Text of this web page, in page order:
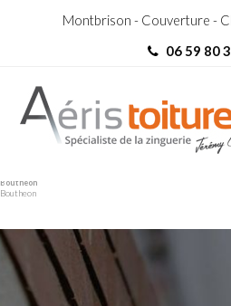
Montbrison - Couverture -
06 59 80
Boutheon
Boutheon